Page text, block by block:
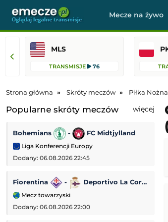
Mecze na żywo
MLS
TRANSMISJE 76
Strona główna Skróty meczów Piłka Nożna
Popularne skróty meczów więcej
Bohemians - FC Midtjylland
Liga Konferencji Europy
Dodany: 06.08.2026 22:45
Fiorentina - Deportivo La Coruña
Mecz towarzyski
Dodany: 06.08.2026 22:00